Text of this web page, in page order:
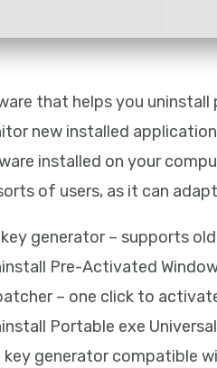
that helps you uninstall
new installed
installed on your
of users, as it can
generator – supports
Pre-Activated
– one click to
Portable exe
key generator compatible